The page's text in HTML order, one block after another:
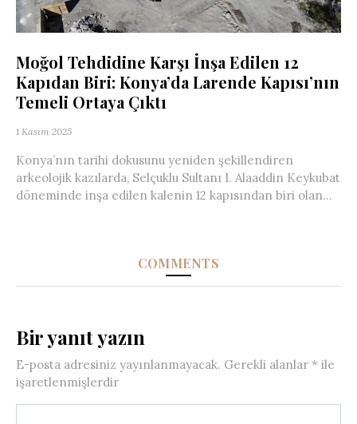
Moğol Tehdidine Karşı İnşa Edilen 12
Kapıdan Biri: Konya’da Larende Kapısı’nın
Temeli Ortaya Çıktı
1 Kasım 2025
Konya’nın tarihi dokusunu yeniden şekillendiren
arkeolojik kazılarda, Selçuklu Sultanı I. Alaaddin Keykubat
döneminde inşa edilen kalenin 12 kapısından biri olan...
COMMENTS
Bir yanıt yazın
E-posta adresiniz yayınlanmayacak. Gerekli alanlar * ile
işaretlenmişlerdir